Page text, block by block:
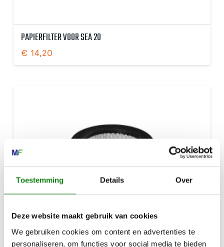
Toestemming Details Over
Deze website maakt gebruik van cookies
We gebruiken cookies om content en advertenties te
personaliseren, om functies voor social media te bieden
PAPIERFILTER VOOR SEA 20
€ 14,20